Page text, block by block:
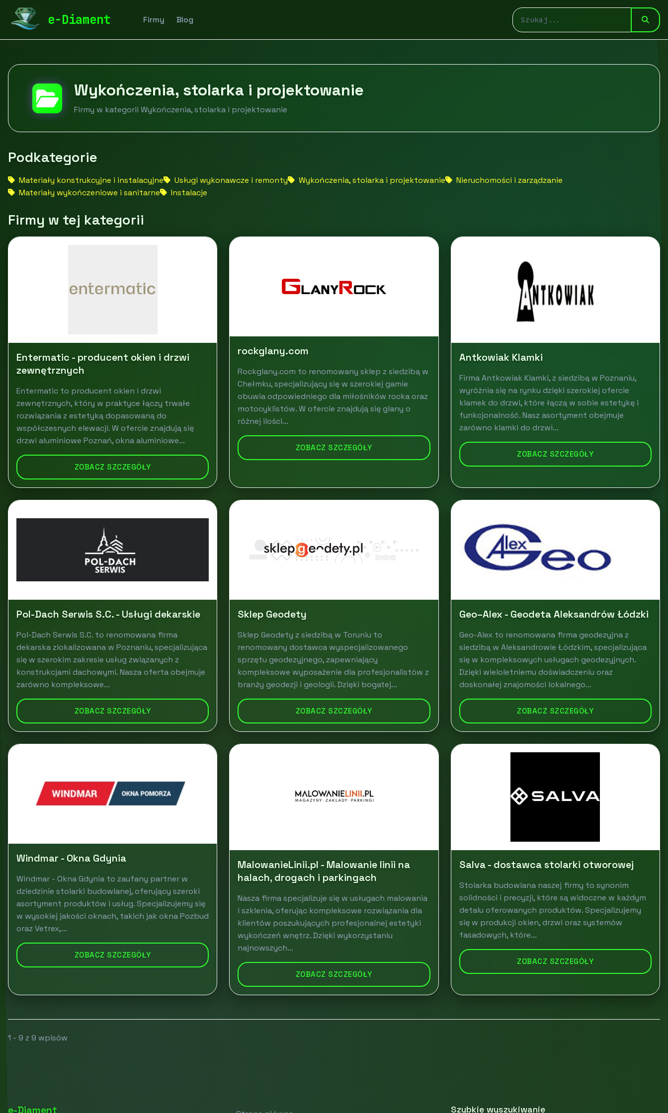
e-Diament Firmy Blog
diamentspa.pl Budownictwo i nieruchomości
Wykończenia, stolarka i projektowanie
Firmy w kategorii Wykończenia, stolarka i projektowanie
Podkategorie
Materiały konstrukcyjne i instalacyjne Usługi wykonawcze i remonty Wykończenia, stolarka i projektowanie
Nieruchomości i zarządzanie
Materiały wykończeniowe i sanitarne
Instalacje
Firmy w tej kategorii
Entermatic - producent okien i drzwi
zewnętrznych
Entermatic to producent okien i drzwi
zewnętrznych, który w praktyce łączy trwałe
rozwiązania z estetyką dopasowaną do
współczesnych elewacji. W ofercie znajdują się
drzwi aluminiowe Poznań, okna aluminiowe...
ZOBACZ SZCZEGÓŁY
rockglany.com
Rockglany.com to renomowany sklep z siedzibą w
Chełmku, specjalizujący się w szerokiej gamie
obuwia odpowiedniego dla miłośników rocka oraz
motocyklistów. W ofercie znajdują się glany o
różnej ilości...
ZOBACZ SZCZEGÓŁY
Antkowiak Klamki
Firma Antkowiak Klamki, z siedzibą w Poznaniu,
wyróżnia się na rynku dzięki szerokiej ofercie
klamek do drzwi, które łączą w sobie estetykę i
funkcjonalność. Nasz asortyment obejmuje
zarówno klamki do drzwi...
ZOBACZ SZCZEGÓŁY
Pol-Dach Serwis S.C. - Usługi dekarskie
Pol-Dach Serwis S.C. to renomowana firma
dekarska zlokalizowana w Poznaniu, specjalizująca
się w szerokim zakresie usług związanych z
konstrukcjami dachowymi. Nasza oferta obejmuje
zarówno kompleksowe...
ZOBACZ SZCZEGÓŁY
Sklep Geodety
Sklep Geodety z siedzibą w Toruniu to
renomowany dostawca wyspecjalizowanego
sprzętu geodezyjnego, zapewniający
kompleksowe wyposażenie dla profesjonalistów z
branży geodezji i geologii. Dzięki bogatej...
ZOBACZ SZCZEGÓŁY
Geo–Alex - Geodeta Aleksandrów Łódzki
Geo-Alex to renomowana firma geodezyjna z
siedzibą w Aleksandrowie Łódzkim, specjalizująca
się w kompleksowych usługach geodezyjnych.
Dzięki wieloletniemu doświadczeniu oraz
doskonałej znajomości lokalnego...
ZOBACZ SZCZEGÓŁY
Windmar - Okna Gdynia
Windmar - Okna Gdynia to zaufany partner w
dziedzinie stolarki budowlanej, oferujący szeroki
asortyment produktów i usług. Specjalizujemy się
w wysokiej jakości oknach, takich jak okna Pozbud
oraz Vetrex,...
ZOBACZ SZCZEGÓŁY
MalowanieLinii.pl - Malowanie linii na
halach, drogach i parkingach
Nasza firma specjalizuje się w usługach malowania
i szklenia, oferując kompleksowe rozwiązania dla
klientów poszukujących profesjonalnej estetyki
wykończeń wnętrz. Dzięki wykorzystaniu
najnowszych...
ZOBACZ SZCZEGÓŁY
Salva - dostawca stolarki otworowej
Stolarka budowlana naszej firmy to synonim
solidności i precyzji, które są widoczne w każdym
detalu oferowanych produktów. Specjalizujemy
się w produkcji okien, drzwi oraz systemów
fasadowych, które...
ZOBACZ SZCZEGÓŁY
1 - 9 z 9 wpisów
e-Diament Szybkie wyszukiwanie